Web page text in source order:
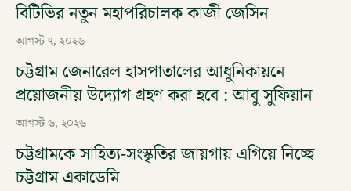
বিটিভির নতুন মহাপরিচালক কাজী জেসিন
আগস্ট ৭, ২০২৬
চট্টগ্রাম জেনারেল হাসপাতালের আধুনিকায়নে
প্রয়োজনীয় উদ্যোগ গ্রহণ করা হবে : আবু সুফিয়ান
আগস্ট ৬, ২০২৬
চট্টগ্রামকে সাহিত্য-সংস্কৃতির জায়গায় এগিয়ে নিচ্ছে
চট্টগ্রাম একাডেমি